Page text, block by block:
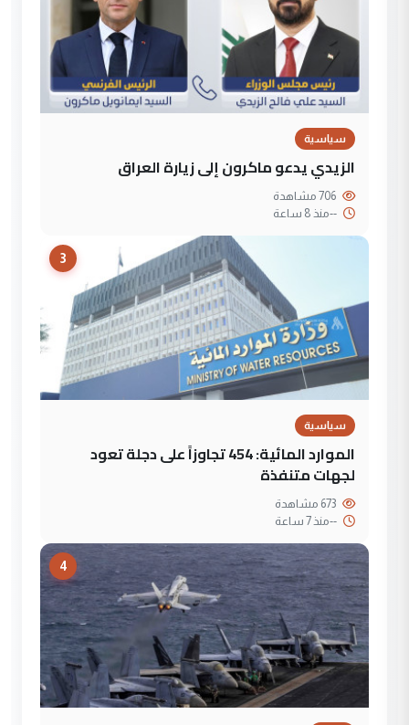
سياسية
الزيدي يدعو ماكرون إلى زيارة العراق
--منذ 8 ساعة
3
سياسية
الموارد المائية: 454 تجاوزاً على دجلة تعود
لجهات متنفذة
--منذ 7 ساعة
4